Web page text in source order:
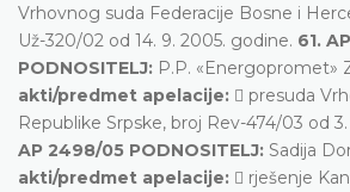
Vrhovnog suda Federacije Bosne i
Už-320/02 od 14. 9. 2005. godine. 61.
PODNOSITELJ: P.P. «Energopromet»
akti/predmet apelacije:  presuda
Republike Srpske, broj Rev-474/03 od
AP 2498/05 PODNOSITELJ: Sadija
akti/predmet apelacije:  rješenje